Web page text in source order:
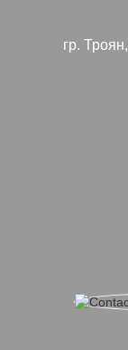
гр.